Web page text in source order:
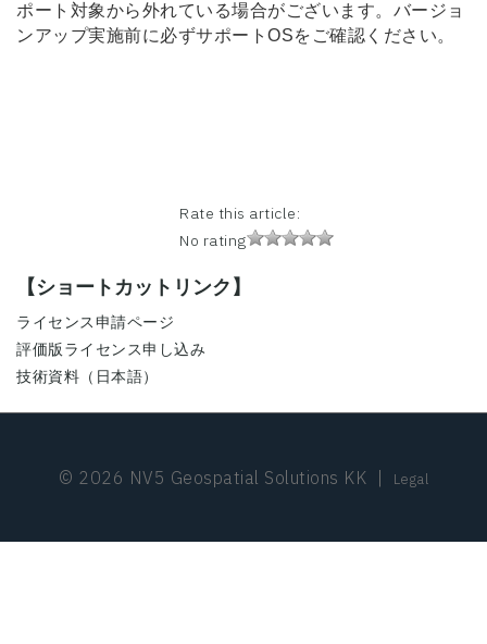
ポート対象から外れている場合がございます。バージョ
ンアップ実施前に必ずサポートOSをご確認ください。
Rate this article:
No rating
【ショートカットリンク】
ライセンス申請ページ
評価版ライセンス申し込み
技術資料（日本語）
© 2026 NV5 Geospatial Solutions KK Legal